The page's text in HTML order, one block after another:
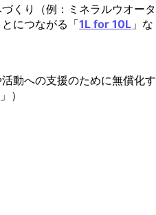
くり（例：ミネラルウオータ
につながる「1L for 10L 」な
動への支援のために無償化す
」）